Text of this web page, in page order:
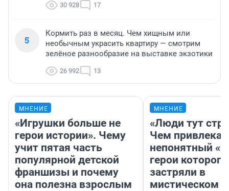
30 928 17
5
Кормить раз в месяц. Чем хищным или
необычным украсить квартиру — смотрим
зелёное разнообразие на выставке экзотики
26 992 13
МНЕНИЕ
«Игрушки больше не
герои истории». Чему
учит пятая часть
популярной детской
франшизы и почему
она полезна взрослым
МНЕНИЕ
«Люди тут
Чем
непонятный
герои которого
застряли в
мистическом